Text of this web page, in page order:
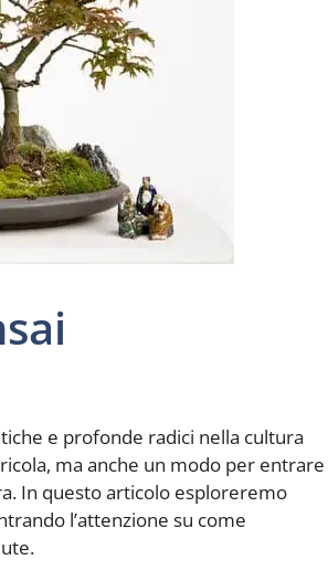
e profonde radici nella cultura
ma anche un modo per entrare
In questo articolo esploreremo
l’attenzione su come